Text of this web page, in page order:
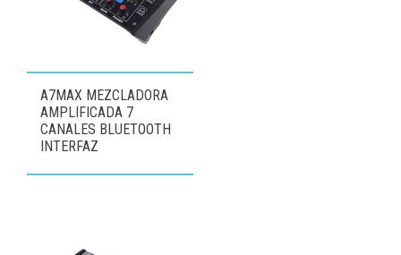
A7MAX MEZCLADORA
AMPLIFICADA 7
CANALES BLUETOOTH
INTERFAZ